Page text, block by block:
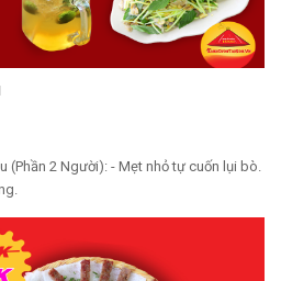
(Phần 2 Người): - Mẹt nhỏ tự cuốn lụi bò.